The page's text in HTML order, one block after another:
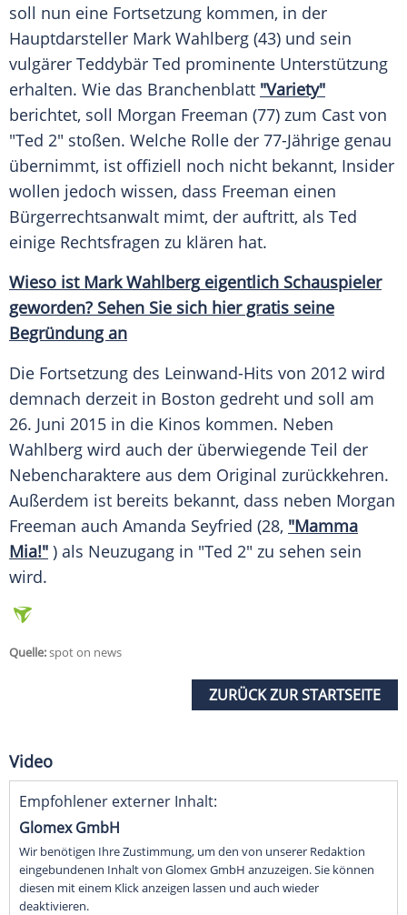
soll nun eine Fortsetzung kommen, in der
Hauptdarsteller Mark Wahlberg (43) und sein
vulgärer Teddybär Ted prominente Unterstützung
erhalten. Wie das Branchenblatt "Variety"
berichtet, soll Morgan Freeman (77) zum Cast von
"Ted 2" stoßen. Welche Rolle der 77-Jährige genau
übernimmt, ist offiziell noch nicht bekannt, Insider
wollen jedoch wissen, dass Freeman einen
Bürgerrechtsanwalt mimt, der auftritt, als Ted
einige Rechtsfragen zu klären hat.
Wieso ist Mark Wahlbergeigentlich Schauspieler
geworden? Sehen Sie sich hier gratis seine
Begründung an
Die Fortsetzung des Leinwand-Hits von 2012 wird
demnach derzeit in Boston gedreht und soll am
26. Juni 2015 in die Kinos kommen. Neben
Wahlberg wird auch der überwiegende Teil der
Nebencharaktere aus dem Original zurückkehren.
Außerdem ist bereits bekannt, dass neben Morgan
Freeman auch Amanda Seyfried (28, "Mamma
Mia!" ) als Neuzugang in "Ted 2" zu sehen sein
wird.
Quelle:spot on news
ZURÜCK ZUR STARTSEITE
Video
Empfohlener externer Inhalt:
Glomex GmbH
Wir benötigen Ihre Zustimmung, um den von unserer Redaktion
eingebundenen Inhalt von Glomex GmbH anzuzeigen. Sie können
diesen mit einem Klick anzeigen lassen und auch wieder
deaktivieren.